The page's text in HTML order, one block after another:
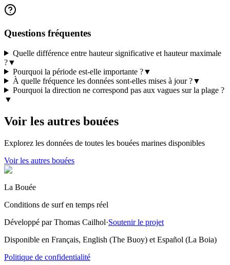
Questions fréquentes
Quelle différence entre hauteur significative et hauteur maximale
?▼
Pourquoi la période est-elle importante ?▼
À quelle fréquence les données sont-elles mises à jour ?▼
Pourquoi la direction ne correspond pas aux vagues sur la plage ?
▼
Voir les autres bouées
Explorez les données de toutes les bouées marines disponibles
Voir les autres bouées
La Bouée
Conditions de surf en temps réel
Développé par Thomas Cailhol·Soutenir le projet
Disponible en Français, English (The Buoy) et Español (La Boia)
Politique de confidentialité